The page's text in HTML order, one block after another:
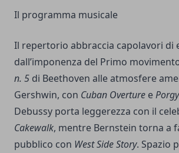
Il programma musicale
Il repertorio abbraccia capolavori di
dall’imponenza del Primo
n. 5 di Beethoven alle atmosfere
Gershwin, con Cuban Overture e
Debussy porta leggerezza con il
Cakewalk, mentre Bernstein torna a
pubblico con West Side Story. Spazio